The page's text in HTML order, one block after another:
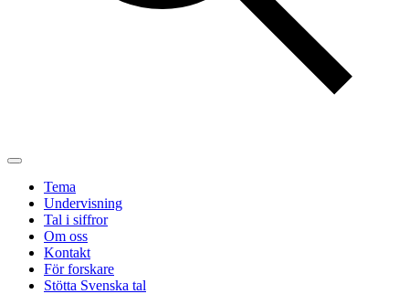
Tema
Undervisning
Tal i siffror
Om oss
Kontakt
För forskare
Stötta Svenska tal